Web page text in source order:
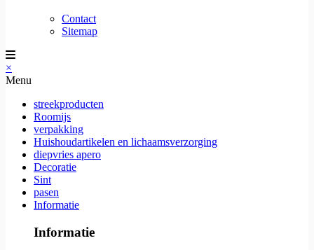
Contact
Sitemap
×
Menu
streekproducten
Roomijs
verpakking
Huishoudartikelen en lichaamsverzorging
diepvries apero
Decoratie
Sint
pasen
Informatie
Informatie